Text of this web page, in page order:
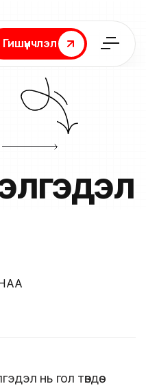
Гишүүнчлэл
Гишүүнчлэл
нь гол төвдөө